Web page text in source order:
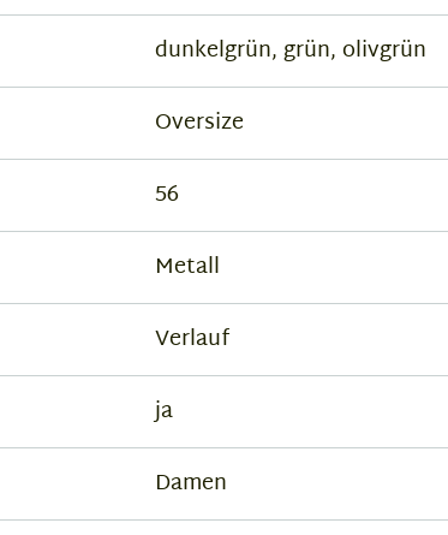
dunkelgrün, grün, olivgrün
Oversize
56
Metall
Verlauf
ja
Damen